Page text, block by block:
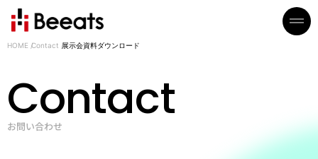
HOME Contact 展示会資料ダウンロード
Contact
お問い合わせ